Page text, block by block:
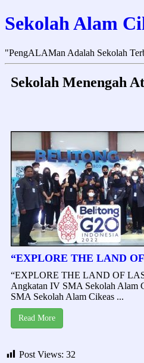
Sekolah Alam
"PengALAMan Adalah Sekolah
Sekolah Menengah
“EXPLORE THE LAND
“EXPLORE THE LAND OF
Angkatan IV SMA Sekolah Alam
SMA Sekolah Alam Cikeas ...
Read More
Post Views: 32